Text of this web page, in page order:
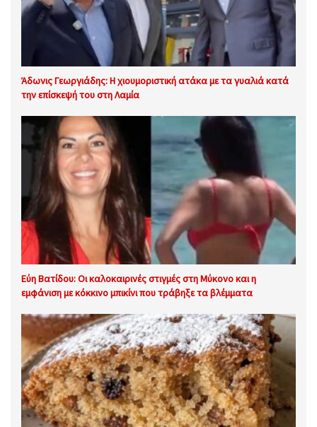
Άδωνις Γεωργιάδης: Η χιουμοριστική ατάκα με τα γυαλιά κατά
την επίσκεψή του στη Λαμία
Εύη Βατίδου: Οι καλοκαιρινές στιγμές στη Μύκονο και η
εμφάνιση με κόκκινο μπικίνι που τράβηξε τα βλέμματα